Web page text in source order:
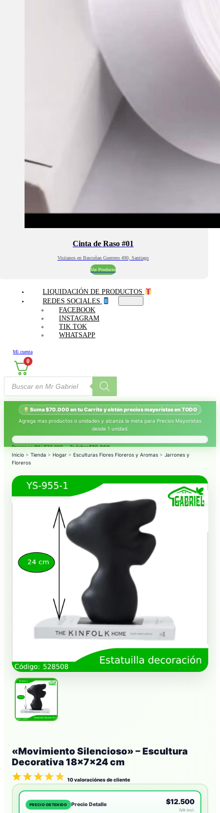
Cinta de Raso #01
Visitanos en Bascuñan Guerrero 490, Santiago
Ver Producto
LIQUIDACIÓN DE PRODUCTOS
REDES SOCIALES
FACEBOOK
INSTAGRAM
TIK TOK
WHATSAPP
Mi cuenta
0
Búsqueda
productos
Suma $70.000 en tu Carrito y obtén precios mayoristas en TODO
Agrega mas productos o unidades y alcanza la meta para Precios Mayoristas
desde 1 unidad.
Progreso:$0/ $70.000 — Te faltan$70.000.
Inicio > Tienda > Hogar > Esculturas Flores Floreros y Aromas > Jarrones y
Floreros
«Movimiento Silencioso» – Escultura
Decorativa 18x7x24 cm
10valoraciónes de cliente
PRECIO OBTENIDO Precio Detalle $12.500
IVA incl.